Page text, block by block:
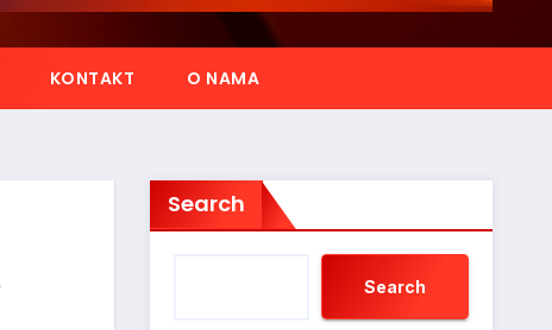
KONTAKT O NAMA
Search
Search